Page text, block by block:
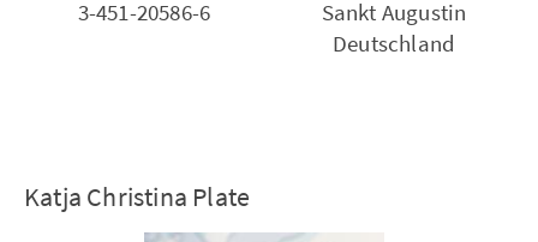
3-451-20586-6
Sankt Augustin
Deutschland
Katja Christina Plate